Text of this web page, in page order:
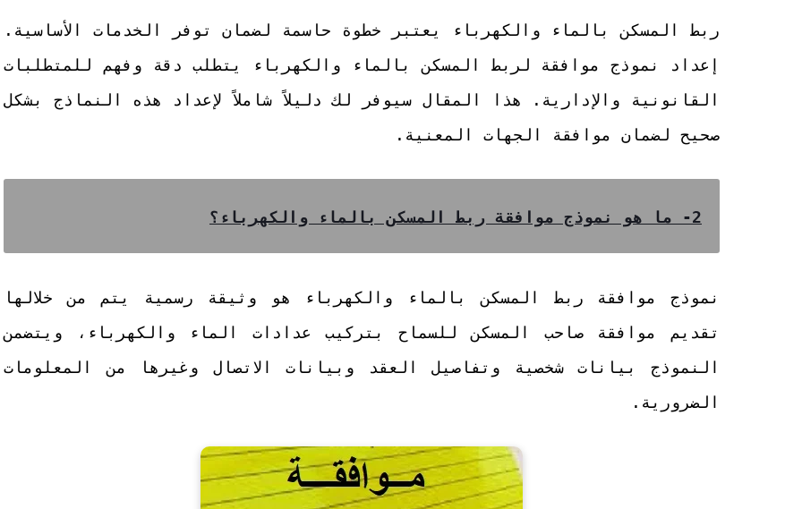
ربط المسكن بالماء والكهرباء يعتبر خطوة حاسمة لضمان توفر الخدمات الأساسية.
إعداد نموذج موافقة لربط المسكن بالماء والكهرباء يتطلب دقة وفهم للمتطلبات
القانونية والإدارية. هذا المقال سيوفر لك دليلاً شاملاً لإعداد هذه النماذج بشكل
صحيح لضمان موافقة الجهات المعنية.
2- ما هو نموذج موافقة ربط المسكن بالماء والكهرباء؟
نموذج موافقة ربط المسكن بالماء والكهرباء هو وثيقة رسمية يتم من خلالها
تقديم موافقة صاحب المسكن للسماح بتركيب عدادات الماء والكهرباء، ويتضمن
النموذج بيانات شخصية وتفاصيل العقد وبيانات الاتصال وغيرها من المعلومات
الضرورية.